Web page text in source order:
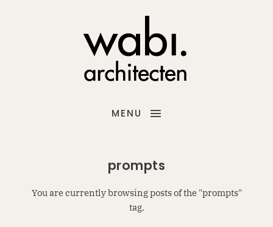
MENU
prompts
You are currently browsing posts of the "prompts"
tag.